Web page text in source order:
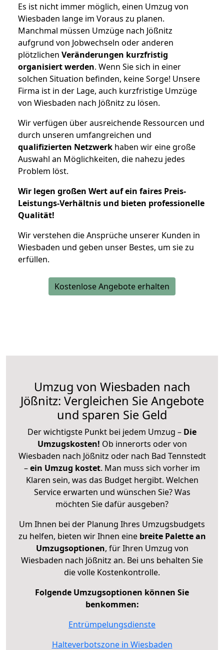
Es ist nicht immer möglich, einen Umzug von
Wiesbaden lange im Voraus zu planen.
Manchmal müssen Umzüge nach Jößnitz
aufgrund von Jobwechseln oder anderen
plötzlichen Veränderungen kurzfristig
organisiert werden. Wenn Sie sich in einer
solchen Situation befinden, keine Sorge! Unsere
Firma ist in der Lage, auch kurzfristige Umzüge
von Wiesbaden nach Jößnitz zu lösen.
Wir verfügen über ausreichende Ressourcen und
durch unseren umfangreichen und
qualifizierten Netzwerk haben wir eine große
Auswahl an Möglichkeiten, die nahezu jedes
Problem löst.
Wir legen großen Wert auf ein faires Preis-
Leistungs-Verhältnis und bieten professionelle
Qualität!
Wir verstehen die Ansprüche unserer Kunden in
Wiesbaden und geben unser Bestes, um sie zu
erfüllen.
Kostenlose Angebote erhalten
Umzug von Wiesbaden nach
Jößnitz: Vergleichen Sie Angebote
und sparen Sie Geld
Der wichtigste Punkt bei jedem Umzug – Die
Umzugskosten! Ob innerorts oder von
Wiesbaden nach Jößnitz oder nach Bad Tennstedt
–ein Umzug kostet. Man muss sich vorher im
Klaren sein, was das Budget hergibt. Welchen
Service erwarten und wünschen Sie? Was
möchten Sie dafür ausgeben?
Um Ihnen bei der Planung Ihres Umzugsbudgets
zu helfen, bieten wir Ihnen eine breite Palette an
Umzugsoptionen, für Ihren Umzug von
Wiesbaden nach Jößnitz an. Bei uns behalten Sie
die volle Kostenkontrolle.
Folgende Umzugsoptionen können Sie
benkommen:
Entrümpelungsdienste
Halteverbotszone in Wiesbaden